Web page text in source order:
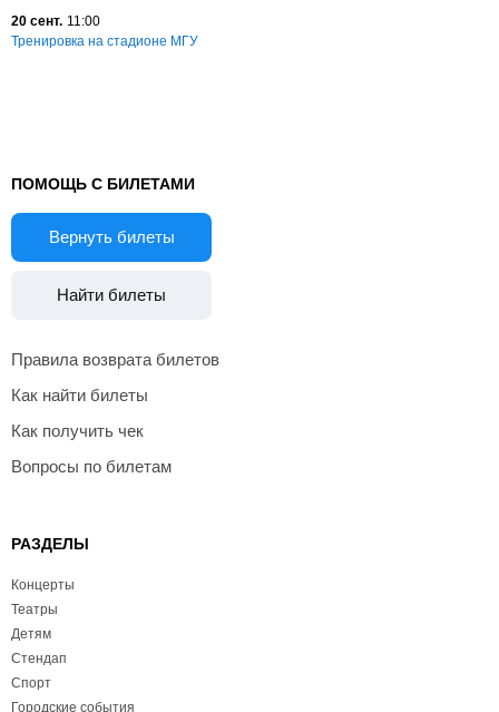
20 сент. 11:00
Тренировка на стадионе МГУ
ПОМОЩЬ С БИЛЕТАМИ
Вернуть билеты
Найти билеты
Правила возврата билетов
Как найти билеты
Как получить чек
Вопросы по билетам
РАЗДЕЛЫ
Концерты
Театры
Детям
Стендап
Спорт
Городские события